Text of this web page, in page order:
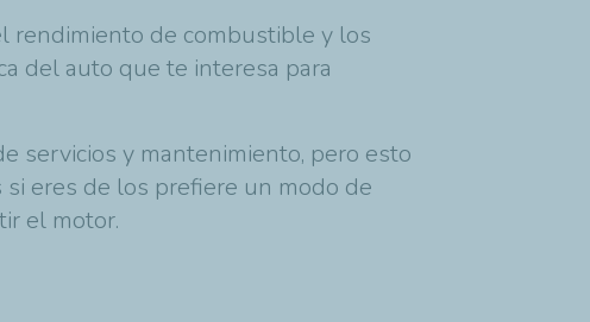
rendimiento de combustible y los
del auto que te interesa para
servicios y mantenimiento, pero esto
eres de los prefiere un modo de
el motor.